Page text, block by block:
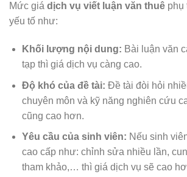
Mức giá dịch vụ viết luận văn thuê phụ
yếu tố như:
Khối lượng nội dung: Bài luận văn
tạp thì giá dịch vụ càng cao.
Độ khó của đề tài: Đề tài đòi hỏi
chuyên môn và kỹ năng nghiên cứu
cũng cao hơn.
Yêu cầu của sinh viên: Nếu sinh
cao cấp như: chỉnh sửa nhiều lần,
tham khảo,… thì giá dịch vụ sẽ cao